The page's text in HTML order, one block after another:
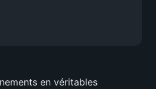
en véritables